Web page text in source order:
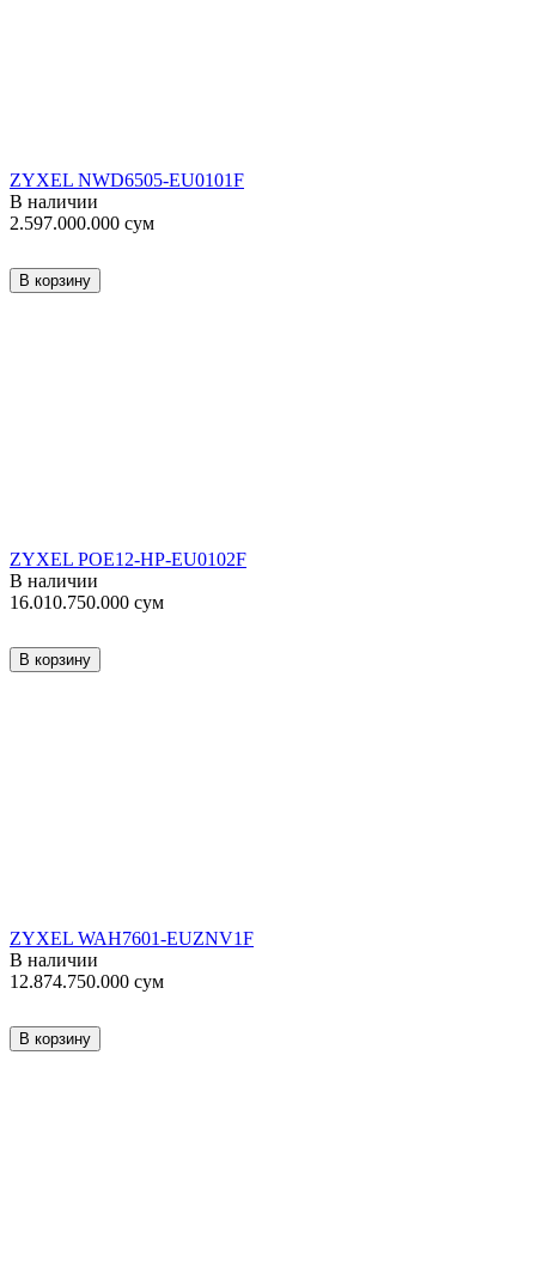
ZYXEL NWD6505-EU0101F
В наличии
2.597.000.000 сум
В корзину
ZYXEL POE12-HP-EU0102F
В наличии
16.010.750.000 сум
В корзину
ZYXEL WAH7601-EUZNV1F
В наличии
12.874.750.000 сум
В корзину